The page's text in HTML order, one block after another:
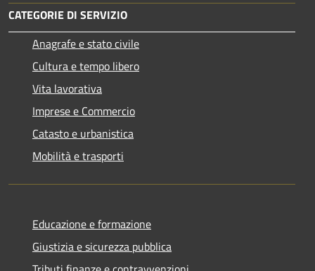
CATEGORIE DI SERVIZIO
Anagrafe e stato civile
Cultura e tempo libero
Vita lavorativa
Imprese e Commercio
Catasto e urbanistica
Mobilità e trasporti
Educazione e formazione
Giustizia e sicurezza pubblica